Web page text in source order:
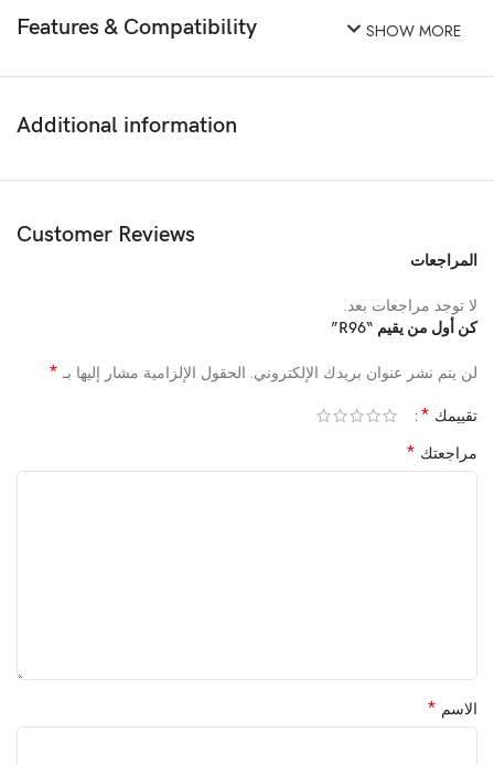
Features & Compatibility SHOW MORE
Additional information
Customer Reviews
المراجعات
لا توجد مراجعات بعد.
كن أول من يقيم “R96”
لن يتم نشر عنوان بريدك الإلكتروني. الحقول الإلزامية مشار إليها بـ *
تقييمك *
مراجعتك *
الاسم *